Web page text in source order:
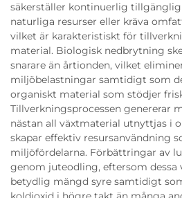
säkerställer kontinuerlig
naturliga resurser eller kräva
vilket är karakteristiskt för
material. Biologisk nedbrytning
snarare än årtionden, vilket
miljöbelastningar samtidigt som
organiskt material som stödjer
Tillverkningsprocessen genererar
nästan all växtmaterial utnyttjas i
skapar effektiv resursanvändning
miljöfördelarna. Förbättringar av
genom juteodling, eftersom dessa
betydlig mängd syre samtidigt